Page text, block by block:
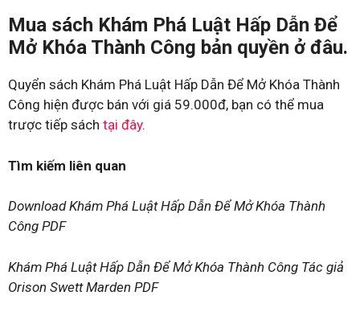
Mua sách Khám Phá Luật Hấp Dẫn Để
Mở Khóa Thành Công bản quyền ở đâu.
Quyển sách Khám Phá Luật Hấp Dẫn Để Mở Khóa Thành
Công hiện được bán với giá 59.000đ, bạn có thể mua
trược tiếp sách tại đây.
Tìm kiếm liên quan
Download Khám Phá Luật Hấp Dẫn Để Mở Khóa Thành
Công PDF
Khám Phá Luật Hấp Dẫn Để Mở Khóa Thành Công Tác giả
Orison Swett Marden PDF